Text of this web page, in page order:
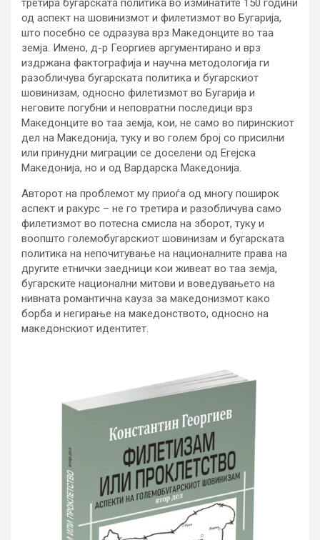
третира бугарската политика во изминатите 150 години
од аспект на шовинизмот и филетизмот во Бугарија,
што посебно се одразува врз Македонците во таа
земја. Имено, д-р Георгиев аргументирано и врз
издржана фактографија и научна методологија ги
разобличува бугарската политика и бугарскиот
шовинизам, односно филетизмот во Бугарија и
неговите погубни и неповратни последици врз
Македонците во таа земја, кои, не само во пиринскиот
дел на Македонија, туку и во голем број со присилни
или принудни миграции се доселени од Егејска
Македонија, но и од Вардарска Македонија.
Авторот на проблемот му приоѓа од многу поширок
аспект и ракурс – не го третира и разобличува само
филетизмот во потесна смисла на зборот, туку и
воопшто големобугарскиот шовинизам и бугарската
политика на непочитување на националните права на
другите етнички заедници кои живеат во таа земја,
бугарските национални митови и воведувањето на
нивната романтична кауза за македонизмот како
борба и негирање на македонството, односно на
македонскиот идентитет.